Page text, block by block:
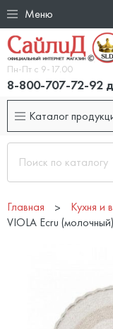
Меню
Пн-Пт с 9-17.00
8-800-707-72-92
Каталог
Главная Кухня и
VIOLA Ecru